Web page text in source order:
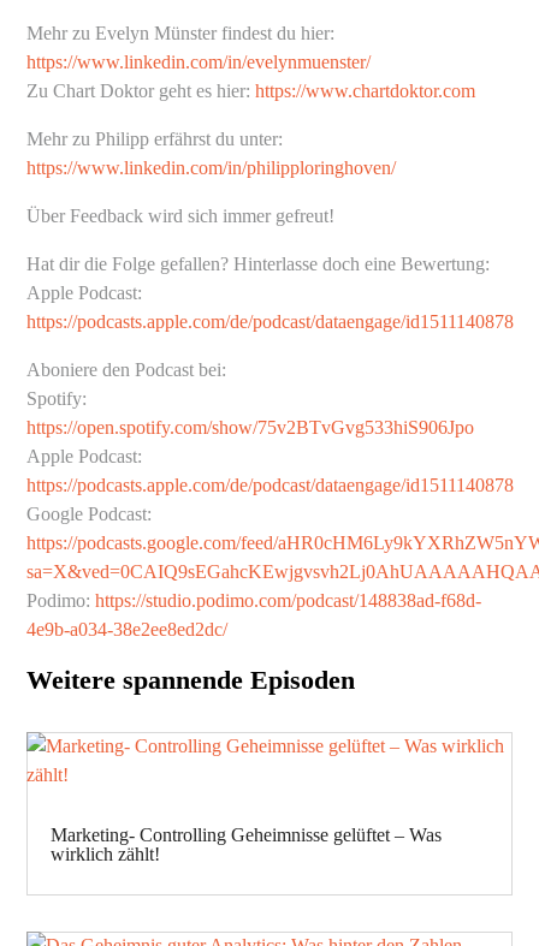
Mehr zu Evelyn Münster findest du hier:
https://www.linkedin.com/in/evelynmuenster/
Zu Chart Doktor geht es hier:https://www.chartdoktor.com
Mehr zu Philipp erfährst du unter:
https://www.linkedin.com/in/philipploringhoven/
Über Feedback wird sich immer gefreut!
Hat dir die Folge gefallen? Hinterlasse doch eine Bewertung:
Apple Podcast:
https://podcasts.apple.com/de/podcast/dataengage/id1511140878
Aboniere den Podcast bei:
Spotify:
https://open.spotify.com/show/75v2BTvGvg533hiS906Jpo
Apple Podcast:
https://podcasts.apple.com/de/podcast/dataengage/id1511140878
Google Podcast:
https://podcasts.google.com/feed/
Podimo:https://studio.podimo.com/podcast/148838ad-f68d-
4e9b-a034-38e2ee8ed2dc/
Weitere spannende Episoden
Marketing- Controlling Geheimnisse gelüftet – Was
wirklich zählt!